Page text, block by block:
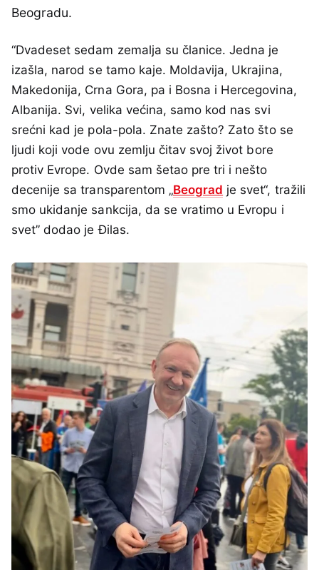
Beogradu.
“Dvadeset sedam zemalja su članice. Jedna je
izašla, narod se tamo kaje. Moldavija, Ukrajina,
Makedonija, Crna Gora, pa i Bosna i Hercegovina,
Albanija. Svi, velika većina, samo kod nas svi
srećni kad je pola-pola. Znate zašto? Zato što se
ljudi koji vode ovu zemlju čitav svoj život bore
protiv Evrope. Ovde sam šetao pre tri i nešto
decenije sa transparentom „Beograd je svet“, tražili
smo ukidanje sankcija, da se vratimo u Evropu i
svet” dodao je Đilas.